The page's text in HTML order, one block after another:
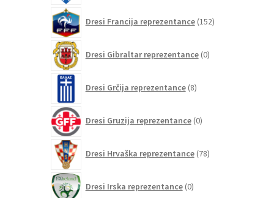
Dresi Francija reprezentance 152izdelkov
Dresi Gibraltar reprezentance 0izdelkov
Dresi Grčija reprezentance 8izdelkov
Dresi Gruzija reprezentance 0izdelkov
Dresi Hrvaška reprezentance 78izdelkov
Dresi Irska reprezentance 0izdelkov